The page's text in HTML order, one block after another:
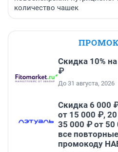
количество чашек
Скидка 10%
₽
До 31 августа, 2026
Скидка 6 000
от 15 000 ₽,
35 000 ₽ от
все
промокоду